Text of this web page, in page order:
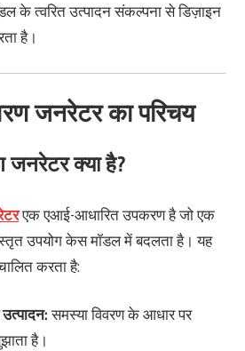
के त्वरित उत्पादन संकल्पना से डिज़ाइन
है।
जनरेटर का परिचय
जनरेटर क्या है?
एक एआई-आधारित उपकरण है जो एक
उपयोग केस मॉडल में बदलता है। यह
करता है:
समस्या विवरण के आधार पर
है।